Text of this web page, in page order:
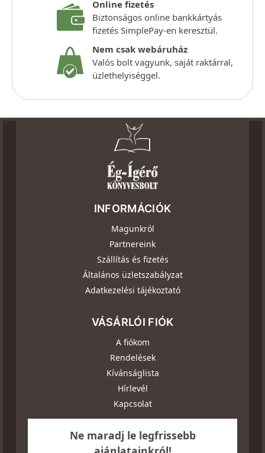
Online fizetés
Biztonságos online bankkártyás
fizetés SimplePay-en keresztül.
Nem csak webáruház
Valós bolt vagyunk, saját raktárral,
üzlethelyiséggel.
INFORMÁCIÓK
Magunkról
Partnereink
Szállítás és fizetés
Általános üzletszabályzat
Adatkezelési tájékoztató
VÁSÁRLÓI FIÓK
A fiókom
Rendelések
Kívánságlista
Hírlevél
Kapcsolat
Ne maradj le legfrissebb